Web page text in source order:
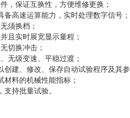
保证互换性，方便维修更换；
高速运算能力，实时处理数字信号；
须换档；
实时展宽显示量程；
切换冲击；
级变速、平稳过渡；
建、修改、保存自动试验程序及其
料的机械性能指标；
持批量试验。